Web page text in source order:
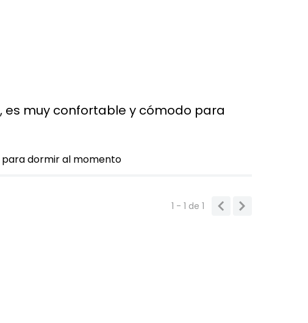
es muy confortable y cómodo para
para dormir al momento
1 - 1 de 1